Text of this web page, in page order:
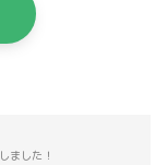
ました！